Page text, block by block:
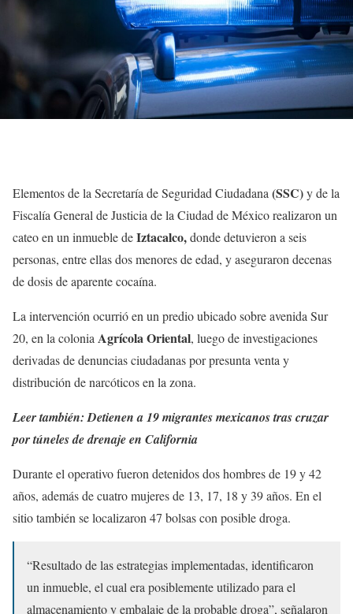
Elementos de la Secretaría de Seguridad Ciudadana (SSC)y de la
Fiscalía General de Justicia de la Ciudad de México realizaron un
cateo en un inmueble deIztacalco,donde detuvieron a seis
personas, entre ellas dos menores de edad, y aseguraron decenas
de dosis de aparente cocaína.
La intervención ocurrió en un predio ubicado sobre avenida Sur
20, en la colonia Agrícola Oriental, luego de investigaciones
derivadas de denuncias ciudadanas por presunta venta y
distribución de narcóticos en la zona.
Leer también:Detienen a 19 migrantes mexicanos tras cruzar
por túneles de drenaje en California
Durante el operativo fueron detenidos dos hombres de 19 y 42
años, además de cuatro mujeres de 13, 17, 18 y 39 años. En el
sitio también se localizaron 47 bolsas con posible droga.
“Resultado de las estrategias implementadas, identificaron
un inmueble, el cual era posiblemente utilizado para el
almacenamiento y embalaje de la probable droga”, señalaron